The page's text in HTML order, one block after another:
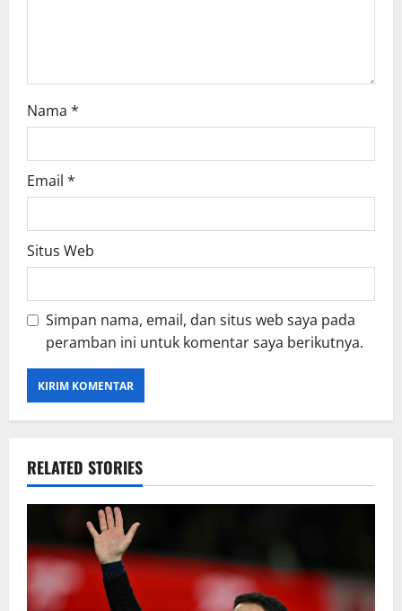
Nama *
Email *
Situs Web
Simpan nama, email, dan situs web saya pada
peramban ini untuk komentar saya berikutnya.
RELATED STORIES